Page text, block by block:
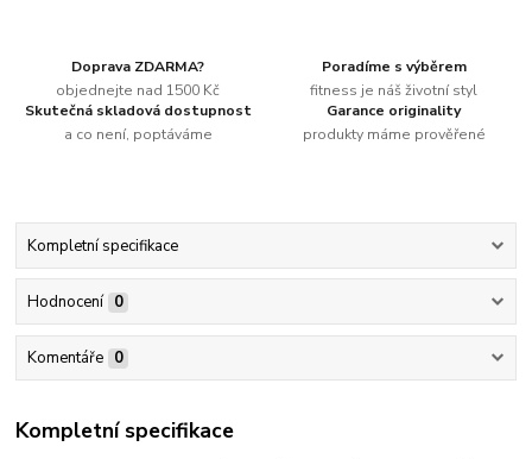
Doprava ZDARMA?
objednejte nad 1500 Kč
Poradíme s výběrem
fitness je náš životní styl
Skutečná skladová dostupnost
a co není, poptáváme
Garance originality
produkty máme prověřené
Kompletní specifikace
Hodnocení 0
Komentáře 0
Kompletní specifikace